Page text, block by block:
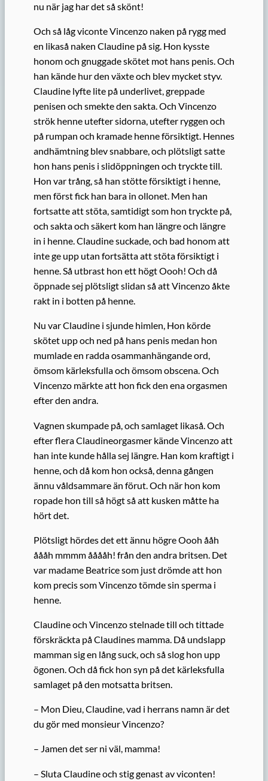
nu när jag har det så skönt!
Och så låg viconte Vincenzo naken på rygg med
en likaså naken Claudine på sig. Hon kysste
honom och gnuggadeskötet mot hans penis.Och
han kände hur den växte och blev mycketstyv.
Claudine lyfte lite på underlivet, greppade
penisen och smekte den sakta. Och Vincenzo
strök henne utefter sidorna, utefter ryggen och
på rumpan och kramade henne försiktigt. Hennes
andhämtning blev snabbare, och plötsligt satte
hon hans penis i slidöppningen och tryckte till.
Hon var trång, så han stötte försiktigt i henne,
men först fick han bara in ollonet. Men han
fortsatte att stöta, samtidigt som hon tryckte på,
och sakta och säkert kom han längre och längre
in i henne. Claudine suckade, och bad honom att
inte ge upp utan fortsätta att stöta försiktigt i
henne. Så utbrast hon ett högt Oooh! Och då
öppnade sej plötsligt slidan så att Vincenzo åkte
rakt in i botten på henne.
Nu var Claudine i sjunde himlen, Hon körde
skötet upp och ned på hans penis medan hon
mumlade en radda osammanhängande ord,
ömsom kärleksfulla och ömsom obscena. Och
Vincenzo märkte att hon fick den ena orgasmen
efter den andra.
Vagnen skumpade på, och samlaget likaså. Och
efter flera Claudineorgasmer kände Vincenzo att
han inte kunde hålla sej längre. Han kom kraftigt i
henne, och då kom hon också, denna gången
ännu våldsammare än förut. Och när hon kom
ropade hon till så högt så att kusken måtte ha
hört det.
Plötsligt hördes det ett ännu högre Oooh ååh
åååh mmmm ååååh! från den andra britsen. Det
var madame Beatricesom just drömde att hon
kom precissomVincenzo tömde sin sperma i
henne.
Claudine och Vincenzo stelnade till och tittade
förskräckta på Claudines mamma. Då undslapp
mamman sig en lång suck, och så slog hon upp
ögonen. Och då fick hon syn på det kärleksfulla
samlaget på den motsatta britsen.
– Mon Dieu, Claudine, vad i herrans namn är det
du gör med monsieurVincenzo?
– Jamen det ser ni väl, mamma!
– Sluta Claudine och stig genast av viconten!